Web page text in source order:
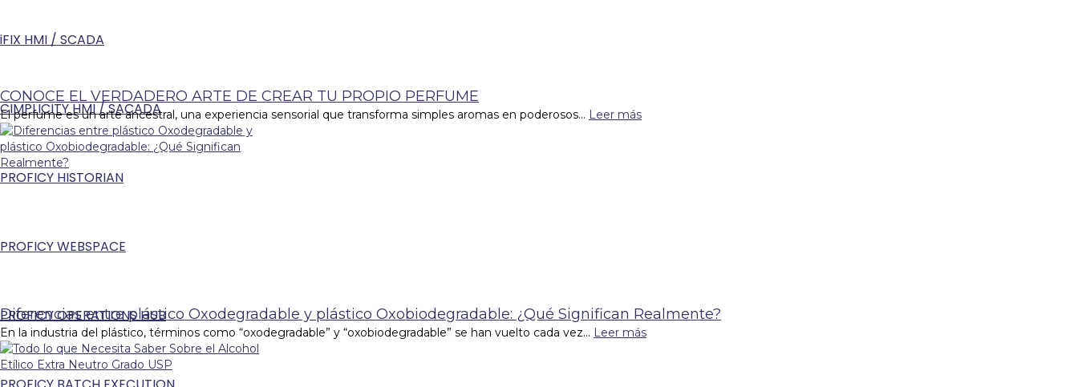
iFIX HMI / SCADA
CIMPLICITY HMI / SACADA
PROFICY HISTORIAN
PROFICY WEBSPACE
PROFICY OPERATIONS HUB
CONOCE EL VERDADERO ARTE DE CREAR TU PROPIO PERFUME
El perfume es un arte ancestral, una experiencia sensorial que transforma simples aromas en poderosos... Leer más
Diferencias entre plástico Oxodegradable y plástico Oxobiodegradable: ¿Qué Significan Realmente?
En la industria del plástico, términos como “oxodegradable” y “oxobiodegradable” se han vuelto cada vez... Leer más